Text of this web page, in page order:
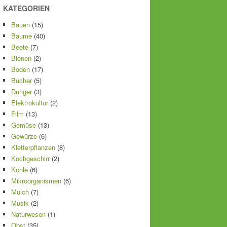
KATEGORIEN
Bauen (15)
Bäume (40)
Beete (7)
Bienen (2)
Boden (17)
Bücher(5)
Dünger(3)
Elektrokultur(2)
Film (13)
Gemüse (13)
Gewürze (6)
Kletterpflanzen (8)
Kochgeschirr(2)
Kohle (6)
Mikroorganismen (6)
Mulch (7)
Musik (2)
Naturwesen (1)